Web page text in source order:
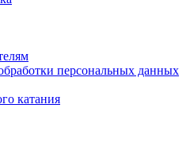
персональных данных
катания